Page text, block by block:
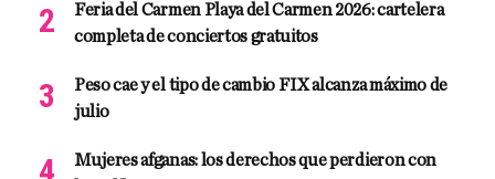
Feria del Carmen Playa del Carmen 2026: cartelera
completa de conciertos gratuitos
Peso cae y el tipo de cambio FIX alcanza máximo de
julio
Mujeres afganas: los derechos que perdieron con